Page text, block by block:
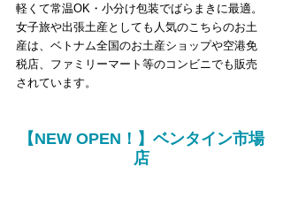
軽くて常温OK・小分け包装でばらまきに最適。
女子旅や出張土産としても人気のこちらのお土
産は、ベトナム全国のお土産ショップや空港免
税店、ファミリーマート等のコンビニでも販売
されています。
【NEW OPEN！】ベンタイン市場
店